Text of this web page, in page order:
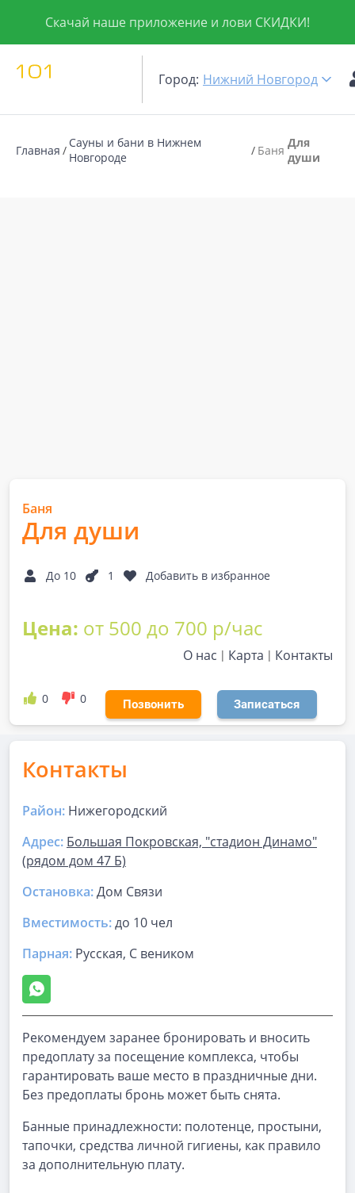
Скачай наше приложение и лови СКИДКИ!
Город: Нижний Новгород
Главная
Сауны и бани в Нижнем
Новгороде
Баня Для
души
Баня
Для души
До 10 1 Добавить в избранное
Цена: от 500 до 700 р/час
О нас Карта Контакты
0 0 Позвонить Записаться
Контакты
Район: Нижегородский
Адрес: Большая Покровская, "стадион Динамо"
(рядом дом 47 Б)
Остановка:Дом Связи
Вместимость:до 10 чел
Парная: Русская, С веником
Рекомендуем заранее бронировать и вносить
предоплату за посещение комплекса, чтобы
гарантировать ваше место в праздничные дни.
Без предоплаты бронь может быть снята.
Банные принадлежности: полотенце, простыни,
тапочки, средства личной гигиены, как правило
за дополнительную плату.